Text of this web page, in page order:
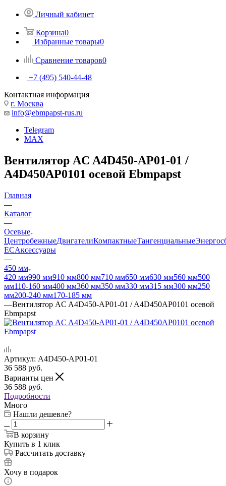
Личный кабинет
Корзина0
Избранные товары0
Сравнение товаров0
+7 (495) 540-44-48
Контактная информация
г. Москва
info@ebmpapst-rus.ru
Telegram
MAX
Вентилятор AC A4D450-AP01-01 /
A4D450AP0101 осевой Ebmpapst
Главная
—
Каталог
—
Осевые
ЦентробежныеДвигателиКомпактныеТангенциальные
ECАксессуары
—
450 мм
420 мм990 мм910 мм800 мм710 мм650 мм630 мм560 мм500
мм110-160 мм400 мм360 мм350 мм330 мм315 мм300 мм250
мм200-240 мм170-185 мм
—Вентилятор AC A4D450-AP01-01 / A4D450AP0101 осевой
Ebmpapst
Артикул: A4D450-AP01-01
36 588 руб.
Варианты цен
36 588 руб.
Подробности
Много
Нашли дешевле?
В корзину
Купить в 1 клик
Рассчитать доставку
Хочу в подарок